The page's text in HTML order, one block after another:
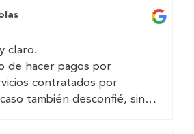
less than 24 hours they
certificate. Very comfortable
procedure was carried out
travel on my part. Totally
claro.
de hacer pagos por
contratados por
también desconfié, sin